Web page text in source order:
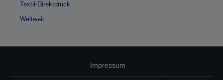
Textil-Direktdruck
Weltweit
Impressum